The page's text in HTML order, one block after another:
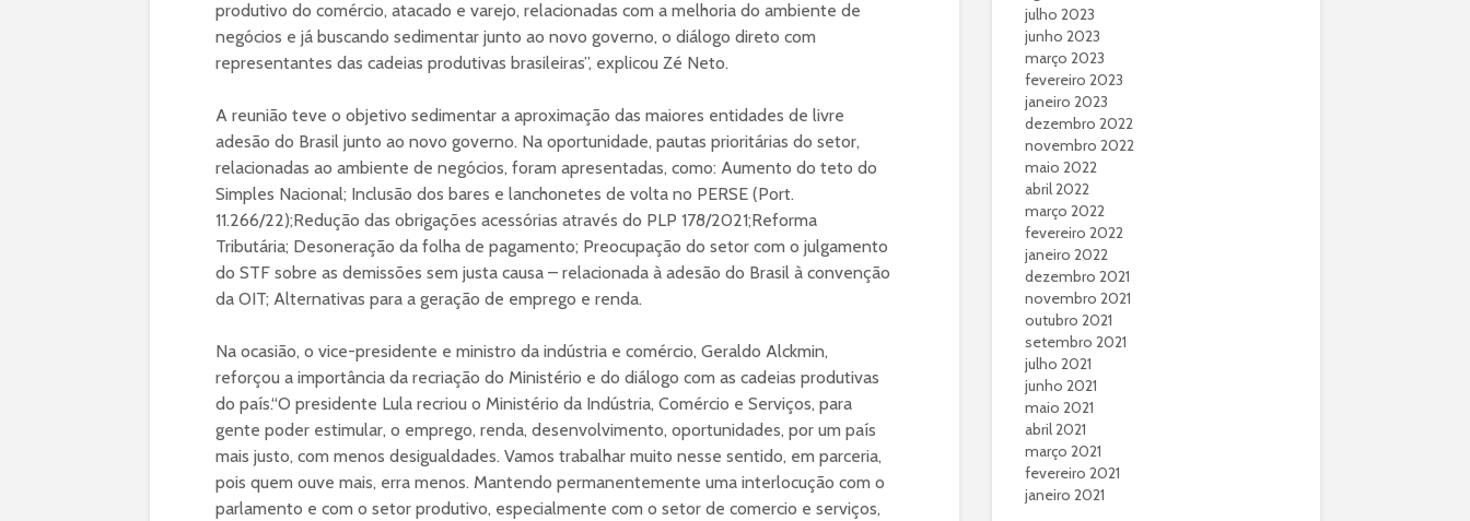
produtivo do comércio, atacado e varejo, relacionadas com a melhoria do ambiente de
negócios e já buscando sedimentar junto ao novo governo, o diálogo direto com
representantes das cadeias produtivas brasileiras”, explicou Zé Neto.
A reunião teve o objetivo sedimentar a aproximação das maiores entidades de livre
adesão do Brasil junto ao novo governo. Na oportunidade, pautas prioritárias do setor,
relacionadas ao ambiente de negócios, foram apresentadas, como: Aumento do teto do
Simples Nacional; Inclusão dos bares e lanchonetes de volta no PERSE (Port.
11.266/22);Redução das obrigações acessórias através do PLP 178/2021;Reforma
Tributária; Desoneração da folha de pagamento; Preocupação do setor com o julgamento
do STF sobre as demissões sem justa causa – relacionada à adesão do Brasil à convenção
da OIT; Alternativas para a geração de emprego e renda.
Na ocasião, o vice-presidente e ministro da indústria e comércio, Geraldo Alckmin,
reforçou a importância da recriação do Ministério e do diálogo com as cadeias produtivas
do país.“O presidente Lula recriou o Ministério da Indústria, Comércio e Serviços, para
gente poder estimular, o emprego, renda, desenvolvimento, oportunidades, por um país
mais justo, com menos desigualdades. Vamos trabalhar muito nesse sentido, em parceria,
pois quem ouve mais, erra menos. Mantendo permanentemente uma interlocução com o
parlamento e com o setor produtivo, especialmente com o setor de comercio e serviços,
julho 2023
junho 2023
março 2023
fevereiro 2023
janeiro 2023
dezembro 2022
novembro 2022
maio 2022
abril 2022
março 2022
fevereiro 2022
janeiro 2022
dezembro 2021
novembro 2021
outubro 2021
setembro 2021
julho 2021
junho 2021
maio 2021
abril 2021
março 2021
fevereiro 2021
janeiro 2021